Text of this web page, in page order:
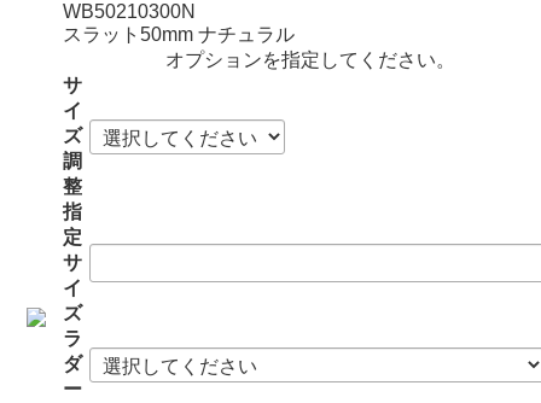
WB50210300N
スラット50mm ナチュラル
オプションを指定してください。
サ
イ
ズ
調
整
指
定
サ
イ
ズ
ラ
ダ
ー